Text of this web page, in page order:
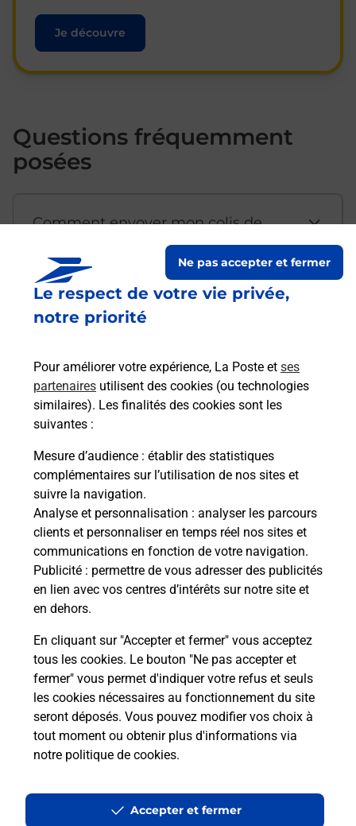
Le respect de votre vie privée,
notre priorité
Pour améliorer votre expérience, La Poste et ses
partenaires utilisent des cookies (ou technologies
similaires). Les finalités des cookies sont les
suivantes :
Mesure d’audience : établir des statistiques
complémentaires sur l’utilisation de nos sites et
suivre la navigation.
Analyse et personnalisation : analyser les parcours
clients et personnaliser en temps réel nos sites et
communications en fonction de votre navigation.
Publicité : permettre de vous adresser des publicités
en lien avec vos centres d’intérêts sur notre site et
en dehors.
En cliquant sur "Accepter et fermer" vous acceptez
tous les cookies. Le bouton "Ne pas accepter et
fermer" vous permet d'indiquer votre refus et seuls
les cookies nécessaires au fonctionnement du site
seront déposés. Vous pouvez modifier vos choix à
tout moment ou obtenir plus d'informations via
notre politique de cookies.
Ne pas accepter et fermer
Accepter et fermer
Je découvre
Questions fréquemment
posées
Comment envoyer mon colis de
Est-il possible d’acheter un
emballage directement depuis un
Comment demander une
modification de livraison ?
Comment La Poste participe-t-elle
à votre sécurité au quotidien ?
Puis-je passer mon code de la route
avec La Poste et sous quelles
conditions ?
Localiser Liste Haute-Garonne BALMA
Accessibilité : partiellement conforme